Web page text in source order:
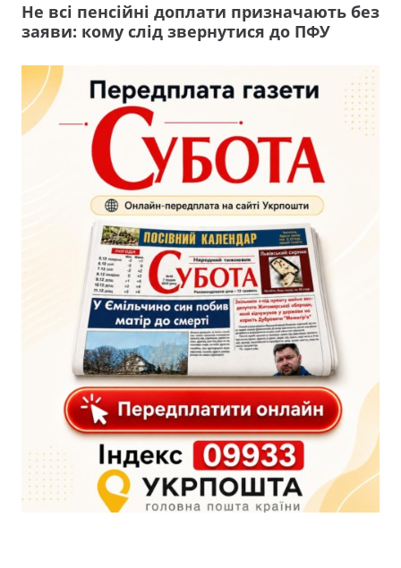
Не всі пенсійні доплати призначають без
заяви: кому слід звернутися до ПФУ